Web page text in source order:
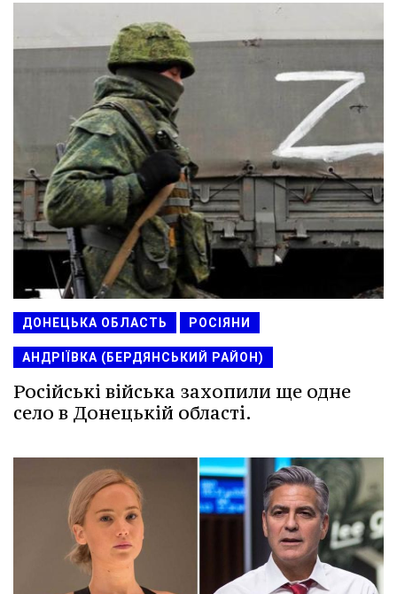
ДОНЕЦЬКА ОБЛАСТЬ РОСІЯНИ
АНДРІЇВКА (БЕРДЯНСЬКИЙ РАЙОН)
Російські війська захопили ще одне
село в Донецькій області.